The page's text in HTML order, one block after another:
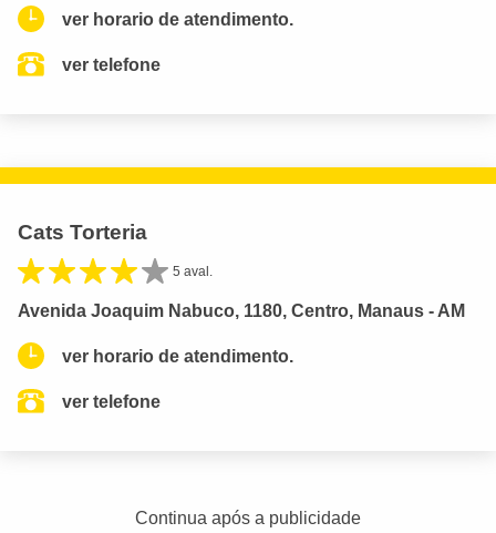
ver horario de atendimento.
ver telefone
Cats Torteria
5 aval.
Avenida Joaquim Nabuco, 1180, Centro, Manaus - AM
ver horario de atendimento.
ver telefone
Continua após a publicidade